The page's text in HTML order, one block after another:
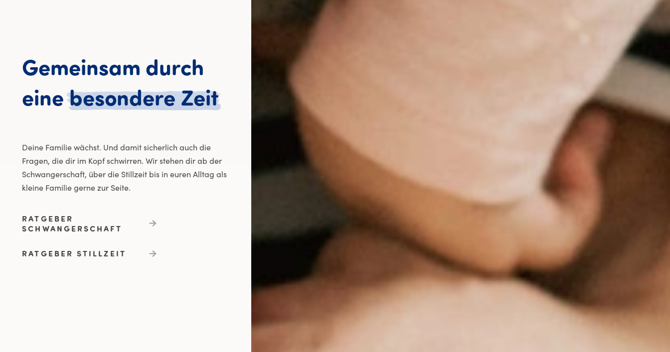
Gemeinsam durch
eine besondere ZeitGemeinsam durch eine besondere Zeit
Deine Familie wächst. Und damit sicherlich auch die
Fragen, die dir im Kopf schwirren. Wir stehen dir ab der
Schwangerschaft, über die Stillzeit bis in euren Alltag als
kleine Familie gerne zur Seite.
RATGEBER
SCHWANGERSCHAFT
RATGEBER STILLZEIT